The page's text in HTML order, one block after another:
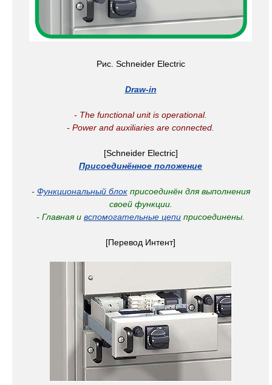
Рис. Schneider Electric
Draw-in
- The functional unit is operational.
- Power and auxiliaries are connected.
[Schneider Electric]
Присоединённое положение
- Функциональный блокприсоединён для выполнения
своей функции.
- Главная и вспомогательные цепи присоединены.
[Перевод Интент]